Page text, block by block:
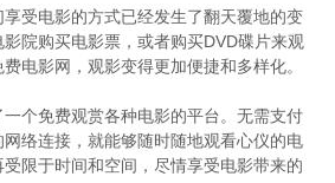
受电影的方式已经发生了翻天覆地的变
院购买电影票，或者购买DVD碟片来观
电影网，观影变得更加便捷和多样化。
个免费观赏各种电影的平台。无需支付
络连接，就能够随时随地观看心仪的电
限于时间和空间，尽情享受电影带来的